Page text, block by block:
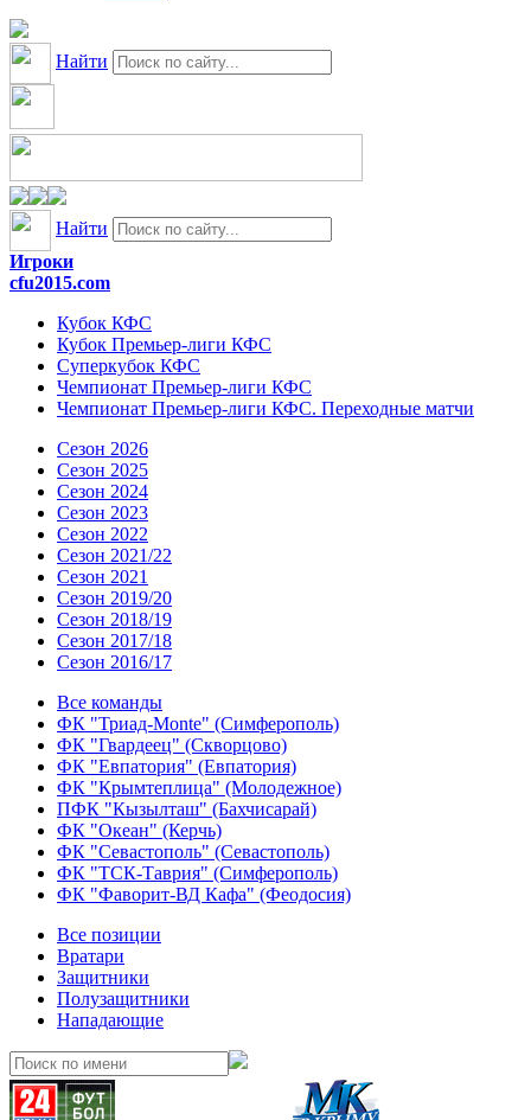
Найти
Найти
Игроки
cfu2015.com
Кубок КФС
Кубок Премьер-лиги КФС
Суперкубок КФС
Чемпионат Премьер-лиги КФС
Чемпионат Премьер-лиги КФС. Переходные матчи
Сезон 2026
Сезон 2025
Сезон 2024
Сезон 2023
Сезон 2022
Сезон 2021/22
Сезон 2021
Сезон 2019/20
Сезон 2018/19
Сезон 2017/18
Сезон 2016/17
Все команды
ФК "Триад-Monte" (Симферополь)
ФК "Гвардеец" (Скворцово)
ФК "Евпатория" (Евпатория)
ФК "Крымтеплица" (Молодежное)
ПФК "Кызылташ" (Бахчисарай)
ФК "Океан" (Керчь)
ФК "Севастополь" (Севастополь)
ФК "ТСК-Таврия" (Симферополь)
ФК "Фаворит-ВД Кафа" (Феодосия)
Все позиции
Вратари
Защитники
Полузащитники
Нападающие